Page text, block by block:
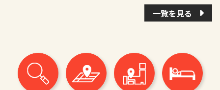
一覧を見る